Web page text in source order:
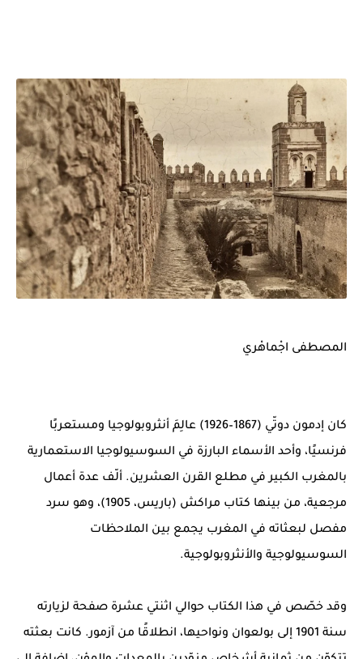
المصطفى اجْماهْري
كان إدمون دوتّي (1867–1926) عالِمَ أنثروبولوجيا ومستعربًا
فرنسيًا، وأحد الأسماء البارزة في السوسيولوجيا الاستعمارية
بالمغرب الكبير في مطلع القرن العشرين. ألّف عدة أعمال
مرجعية، من بينها كتاب مراكش (باريس، 1905)، وهو سرد
مفصل لبعثاته في المغرب يجمع بين الملاحظات
السوسيولوجية والأنثروبولوجية.
وقد خصّص في هذا الكتاب حوالي اثنتي عشرة صفحة لزيارته
سنة 1901 إلى بولعوان ونواحيها، انطلاقًا من آزمور. كانت بعثته